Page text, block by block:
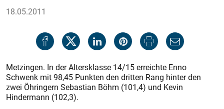
18.05.2011
Metzingen. In der Altersklasse 14/15 erreichte Enno
Schwenk mit 98,45 Punkten den dritten Rang hinter den
zwei Öhringern Sebastian Böhm (101,4) und Kevin
Hindermann (102,3).